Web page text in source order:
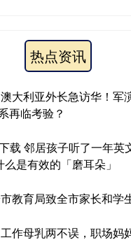
热点资讯
大利亚外长急访华！军
再临考验？
载 邻居孩子听了一年英
是有效的「磨耳朵」
教育局致全市家长和学
作母乳两不误，职场妈